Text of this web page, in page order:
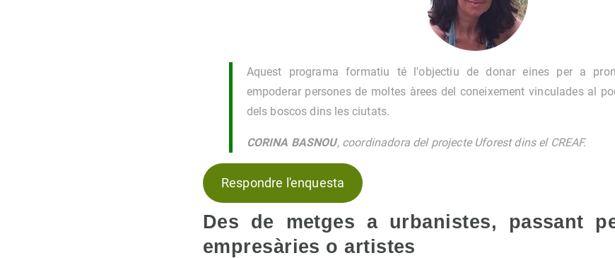
Aquest programa formatiu té l'objectiu de donar eines per a
empoderar persones de moltes àrees del coneixement vinculades al
dels boscos dins les ciutats.
CORINA BASNOU, coordinadora del projecte Uforest dins el CREAF.
Respondre l'enquesta
Des de metges a urbanistes, passant
empresàries o artistes